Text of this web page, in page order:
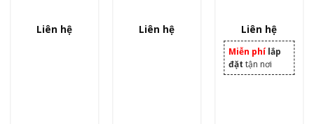
Liên hệ Liên hệ Liên hệ
Miễn phí lắp
đặt tận nơi